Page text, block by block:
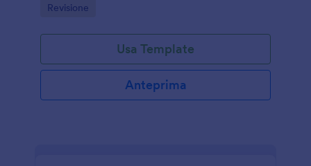
un unico flusso digitale.
Go to Category:
Revisione
Usa Template
Anteprima